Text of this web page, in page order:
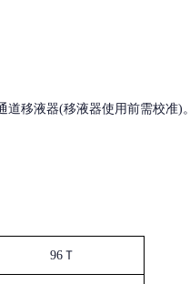
道移液器(移液器使用前需校准)。
96Ｔ